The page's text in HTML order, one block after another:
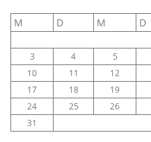
M D M D
3
4 5
10
11 12
17
18 19
24
25 26
31